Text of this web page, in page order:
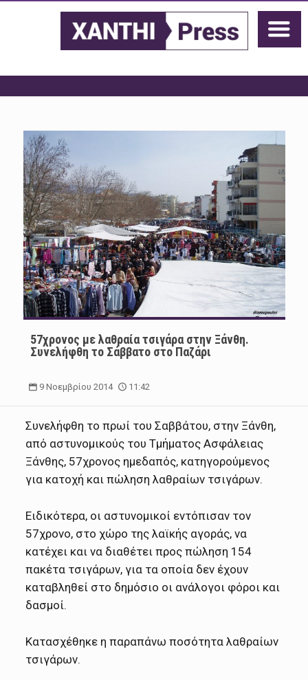
57χρονος με λαθραία τσιγάρα στην Ξάνθη.
Συνελήφθη το Σάββατο στο Παζάρι
9 Νοεμβρίου 2014 11:42
Συνελήφθη το πρωί του Σαββάτου, στην Ξάνθη,
από αστυνομικούς του Τμήματος Ασφάλειας
Ξάνθης, 57χρονος ημεδαπός, κατηγορούμενος
για κατοχή και πώληση λαθραίων τσιγάρων.
Ειδικότερα, οι αστυνομικοί εντόπισαν τον
57χρονο, στο χώρο της λαϊκής αγοράς, να
κατέχει και να διαθέτει προς πώληση 154
πακέτα τσιγάρων, για τα οποία δεν έχουν
καταβληθεί στο δημόσιο οι ανάλογοι φόροι και
δασμοί.
Κατασχέθηκε η παραπάνω ποσότητα λαθραίων
τσιγάρων.